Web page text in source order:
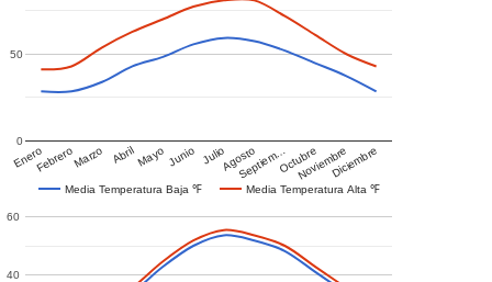
Media Temperatura Baja ℉ Media Temperatura Alta ℉
EneroFebreroMarzo AbrilMayo Junio JulioAgosto
Septiem…OctubreNoviembreDiciembre
0
50
40
60